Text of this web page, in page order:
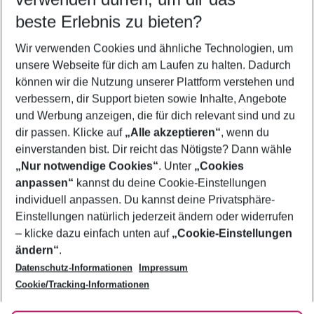
Familienurlaub Fira
Flug & Hotel Fira
Pauschalreisen Fira
Frübucher Angebote Fira für 2026
Last Minute Fira
Footer
Footer navigation
Über uns
AGB
Bestpreisgarantie
Cookie-Einstellungen ändern
Cookie-Richtlinie
Agenturbetreuung
Barrierefreies Reisen
Folge uns
beste Erlebnis zu bieten?
Wir verwenden Cookies und ähnliche Technologien, um
unsere Webseite für dich am Laufen zu halten. Dadurch
können wir die Nutzung unserer Plattform verstehen und
verbessern, dir Support bieten sowie Inhalte, Angebote
und Werbung anzeigen, die für dich relevant sind und zu
dir passen. Klicke auf „Alle akzeptieren“, wenn du
einverstanden bist. Dir reicht das Nötigste? Dann wähle
„Nur notwendige Cookies“. Unter „Cookies
anpassen“ kannst du deine Cookie-Einstellungen
individuell anpassen. Du kannst deine Privatsphäre-
Einstellungen natürlich jederzeit ändern oder widerrufen
– klicke dazu einfach unten auf „Cookie-Einstellungen
ändern“.
Datenschutz-Informationen
Impressum
Cookie/Tracking-Informationen